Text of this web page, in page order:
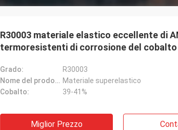
R30003 materiale elastico eccellente di
termoresistenti di corrosione del cobalto
Grado:
R30003
Nome del prodotto: Materiale superelastico
Cobalto:
39-41%
Miglior Prezzo